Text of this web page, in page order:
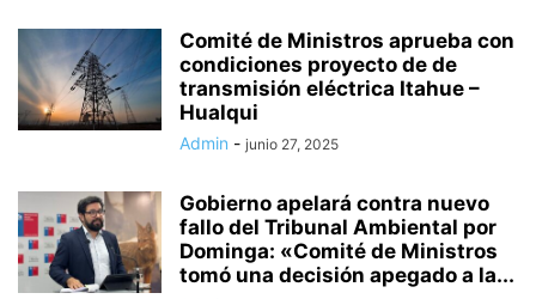
Comité de Ministros aprueba con
condiciones proyecto de de
transmisión eléctrica Itahue –
Hualqui
Admin - junio 27, 2025
Gobierno apelará contra nuevo
fallo del Tribunal Ambiental por
Dominga: «Comité de Ministros
tomó una decisión apegado a la...